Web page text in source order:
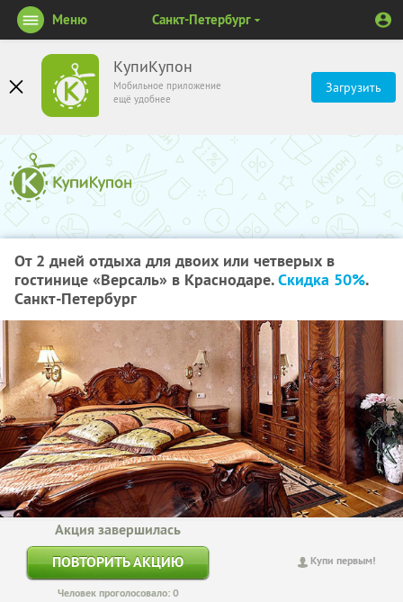
КупиКупон
Мобильное приложение
ещё удобнее
Загрузить
Меню Санкт-Петербург
От 2 дней отдыха для двоих или четверых в
гостинице «Версаль» в Краснодаре.Скидка 50%.
Санкт-Петербург
Купи первым!
Акция завершилась
ПОВТОРИТЬ АКЦИЮ
Человек проголосовало: 0